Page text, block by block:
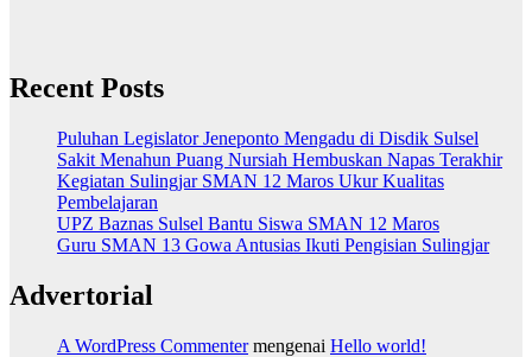
Recent Posts
Puluhan Legislator Jeneponto Mengadu di Disdik Sulsel
Sakit Menahun Puang Nursiah Hembuskan Napas Terakhir
Kegiatan Sulingjar SMAN 12 Maros Ukur Kualitas
Pembelajaran
UPZ Baznas Sulsel Bantu Siswa SMAN 12 Maros
Guru SMAN 13 Gowa Antusias Ikuti Pengisian Sulingjar
Advertorial
A WordPress Commentermengenai Hello world!